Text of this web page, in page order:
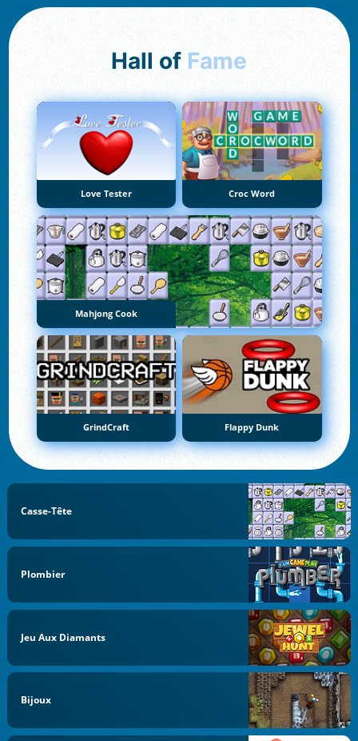
Hall of Fame
Love Tester Croc Word
Mahjong Cook
GrindCraft Flappy Dunk
Casse-Tête
Plombier
Jeu Aux Diamants
Bijoux